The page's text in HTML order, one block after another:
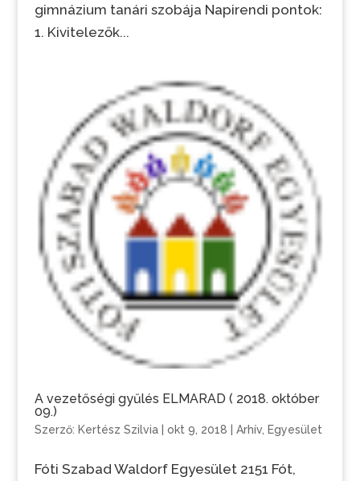
gimnázium tanári szobája Napirendi pontok:
1. Kivitelezők...
A vezetőségi gyűlés ELMARAD ( 2018. október
09.)
Szerző: Kertész Szilvia| okt 9, 2018 Arhív, Egyesület
Fóti Szabad Waldorf Egyesület 2151 Fót,